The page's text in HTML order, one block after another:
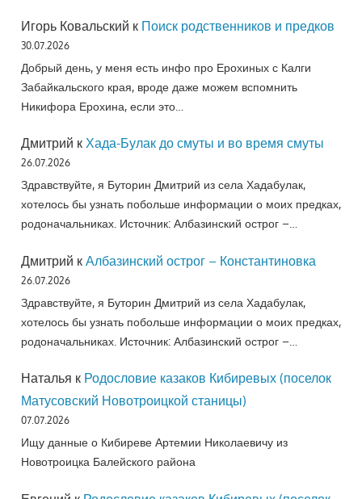
Игорь Ковальский к Поиск родственников и предков
30.07.2026
Добрый день, у меня есть инфо про Ерохиных с Калги
Забайкальского края, вроде даже можем вспомнить
Никифора Ерохина, если это…
Дмитрий к Хада-Булак до смуты и во время смуты
26.07.2026
Здравствуйте, я Буторин Дмитрий из села Хадабулак,
хотелось бы узнать побольше информации о моих предках,
родоначальниках. Источник: Албазинский острог –…
Дмитрий к Албазинский острог – Константиновка
26.07.2026
Здравствуйте, я Буторин Дмитрий из села Хадабулак,
хотелось бы узнать побольше информации о моих предках,
родоначальниках. Источник: Албазинский острог –…
Наталья к Родословие казаков Кибиревых (поселок
Матусовский Новотроицкой станицы)
07.07.2026
Ищу данные о Кибиреве Артемии Николаевичу из
Новотроицка Балейского района